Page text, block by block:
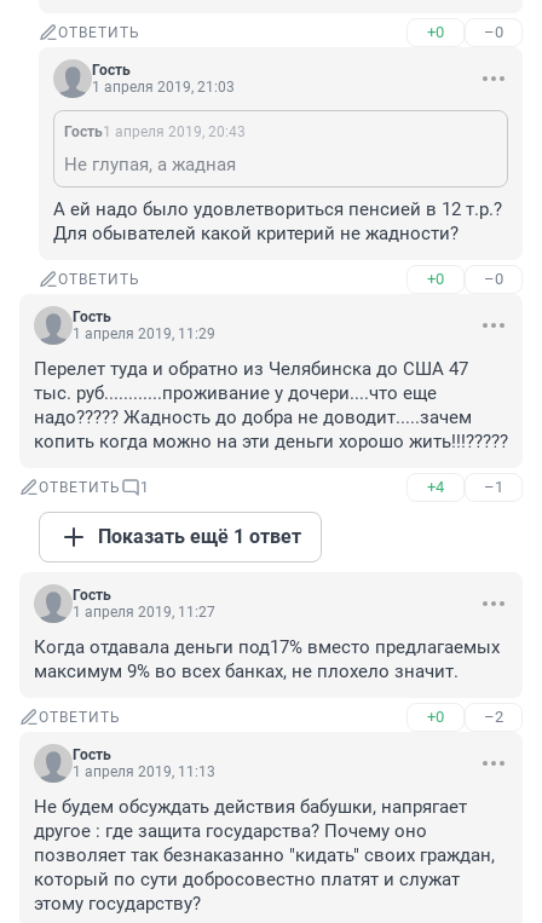
ОТВЕТИТЬ +0 –0
Гость
1 апреля 2019, 21:03
Гость1 апреля 2019, 20:43
Не глупая, а жадная
А ей надо было удовлетвориться пенсией в 12 т.р.?
Для обывателей какой критерий не жадности?
ОТВЕТИТЬ +0 –0
Гость
1 апреля 2019, 11:29
Перелет туда и обратно из Челябинска до США 47
тыс. руб............проживание у дочери....что еще
надо????? Жадность до добра не доводит.....зачем
копить когда можно на эти деньги хорошо жить!!!?????
ОТВЕТИТЬ 1 +4 –1
Показать ещё 1 ответ
Гость
1 апреля 2019, 11:27
Когда отдавала деньги под17% вместо предлагаемых
максимум 9% во всех банках, не плохело значит.
ОТВЕТИТЬ +0 –2
Гость
1 апреля 2019, 11:13
Не будем обсуждать действия бабушки, напрягает
другое : где защита государства? Почему оно
позволяет так безнаказанно "кидать" своих граждан,
который по сути добросовестно платят и служат
этому государству?